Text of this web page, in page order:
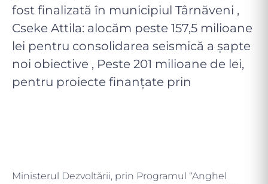
fost finalizată în municipiul Târnăveni ,
Cseke Attila: alocăm peste 157,5 milioane
lei pentru consolidarea seismică a șapte
noi obiective , Peste 201 milioane de lei,
pentru proiecte finanțate prin
Ministerul Dezvoltării, prin Programul “Anghel